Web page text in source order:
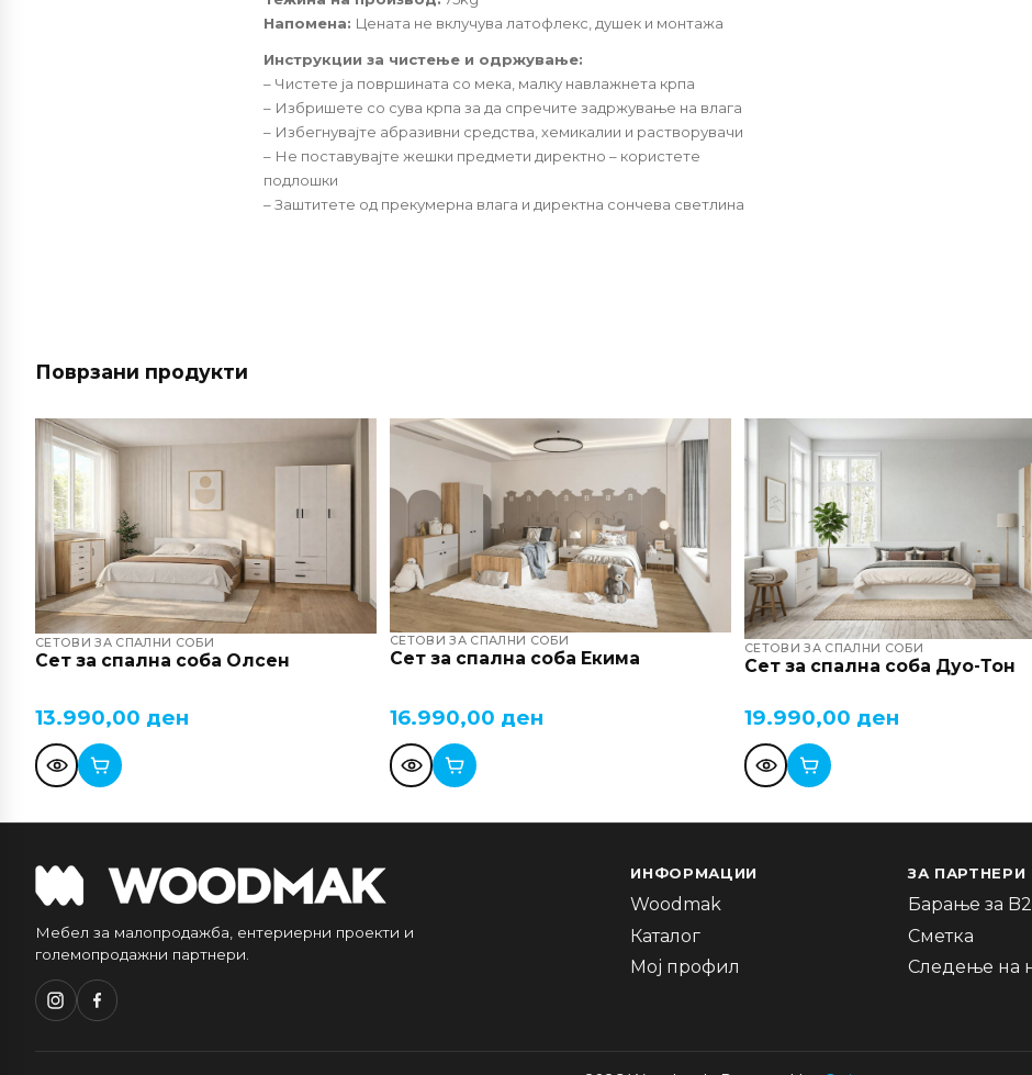
Напомена: Цената не вклучува латофлекс, душек и монтажа
Инструкции за чистење и одржување:
– Чистете ја површината со мека, малку навлажнета крпа
– Избришете со сува крпа за да спречите задржување на влага
– Избегнувајте абразивни средства, хемикалии и растворувачи
– Не поставувајте жешки предмети директно – користете
подлошки
– Заштитете од прекумерна влага и директна сончева светлина
Поврзани продукти
СЕТОВИ ЗА СПАЛНИ СОБИ
Сет за спална соба Олсен
13.990,00 ден
СЕТОВИ ЗА СПАЛНИ СОБИ
Сет за спална соба Екима
16.990,00 ден
СЕТОВИ ЗА СПАЛНИ СОБИ
Сет за спална соба Дуо-Тон
19.990,00 ден
Мебел за малопродажба, ентериерни проекти и
големопродажни партнери.
ИНФОРМАЦИИ
Woodmak
Каталог
Мој профил
ЗА ПАРТНЕРИ
Барање за
Сметка
Следење на